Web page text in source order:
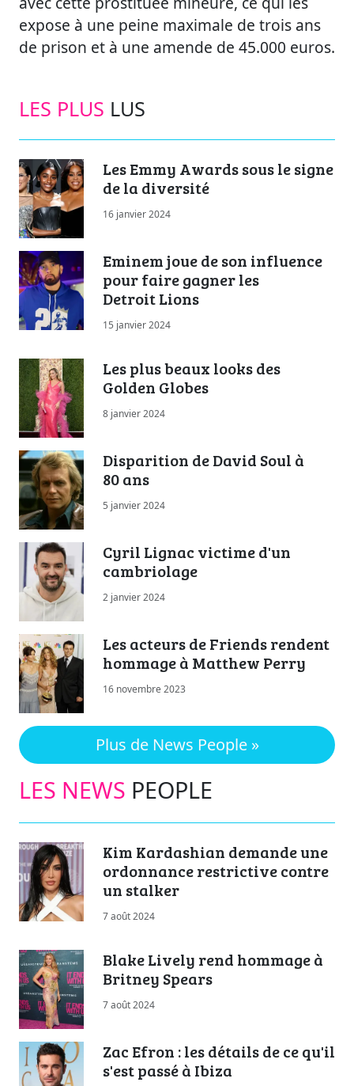
expose à une peine maximale de trois ans
de prison et à une amende de 45.000 euros.
LES PLUS LUS
Les Emmy Awards sous le signe
de la diversité
16 janvier 2024
Eminem joue de son influence
pour faire gagner les
Detroit Lions
15 janvier 2024
Les plus beaux looks des
Golden Globes
8 janvier 2024
Disparition de David Soul à
80 ans
5 janvier 2024
Cyril Lignac victime d'un
cambriolage
2 janvier 2024
Les acteurs de Friends rendent
hommage à Matthew Perry
16 novembre 2023
Plus de News People »
LES NEWS PEOPLE
Kim Kardashian demande une
ordonnance restrictive contre
un stalker
7 août 2024
Blake Lively rend hommage à
Britney Spears
7 août 2024
Zac Efron : les détails de ce qu'il
s'est passé à Ibiza